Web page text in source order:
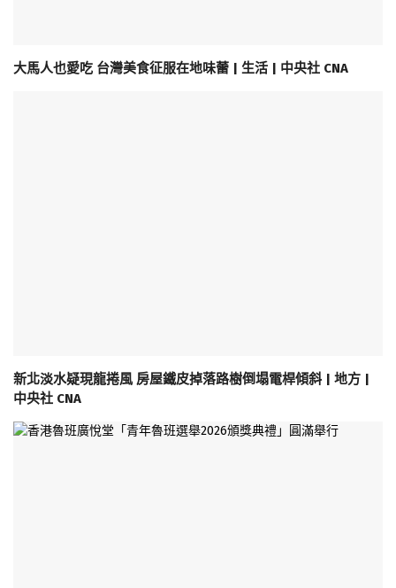
大馬人也愛吃 台灣美食征服在地味蕾 | 生活 | 中央社 CNA
新北淡水疑現龍捲風 房屋鐵皮掉落路樹倒塌電桿傾斜 | 地方 |
中央社 CNA